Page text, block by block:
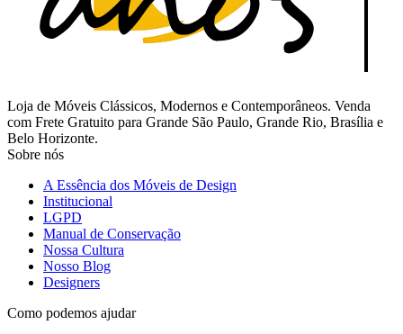
Loja de Móveis Clássicos, Modernos e Contemporâneos. Venda
com Frete Gratuito para Grande São Paulo, Grande Rio, Brasília e
Belo Horizonte.
Sobre nós
A Essência dos Móveis de Design
Institucional
LGPD
Manual de Conservação
Nossa Cultura
Nosso Blog
Designers
Como podemos ajudar